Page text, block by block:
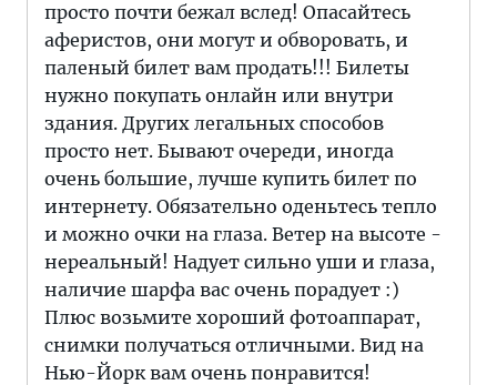
просто почти бежал вслед! Опасайтесь
аферистов, они могут и обворовать, и
паленый билет вам продать!!! Билеты
нужно покупать онлайн или внутри
здания. Других легальных способов
просто нет. Бывают очереди, иногда
очень большие, лучше купить билет по
интернету. Обязательно оденьтесь тепло
и можно очки на глаза. Ветер на высоте -
нереальный! Надует сильно уши и глаза,
наличие шарфа вас очень порадует :)
Плюс возьмите хороший фотоаппарат,
снимки получаться отличными. Вид на
Нью-Йорк вам очень понравится!